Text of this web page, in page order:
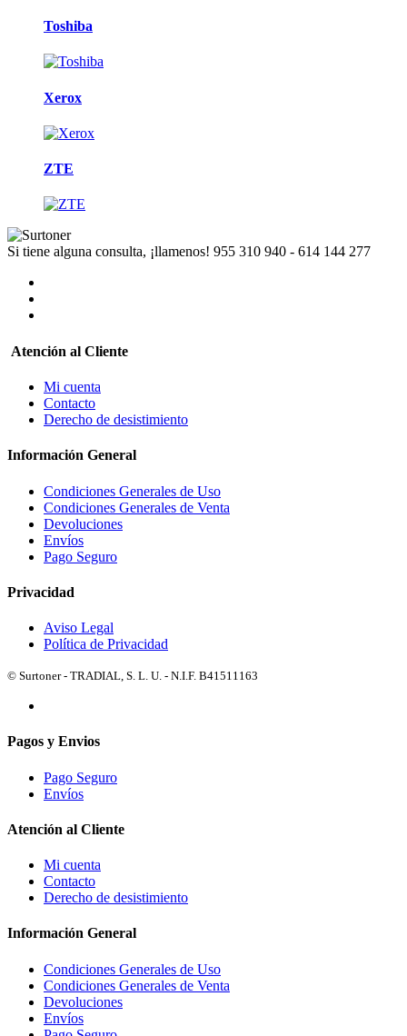
Toshiba
Xerox
ZTE
Si tiene alguna consulta, ¡llamenos! 955 310 940 - 614 144 277
Atención al Cliente
Mi cuenta
Contacto
Derecho de desistimiento
Información General
Condiciones Generales de Uso
Condiciones Generales de Venta
Devoluciones
Envíos
Pago Seguro
Privacidad
Aviso Legal
Política de Privacidad
© Surtoner - TRADIAL, S. L. U. - N.I.F. B41511163
Pagos y Envios
Pago Seguro
Envíos
Atención al Cliente
Mi cuenta
Contacto
Derecho de desistimiento
Información General
Condiciones Generales de Uso
Condiciones Generales de Venta
Devoluciones
Envíos